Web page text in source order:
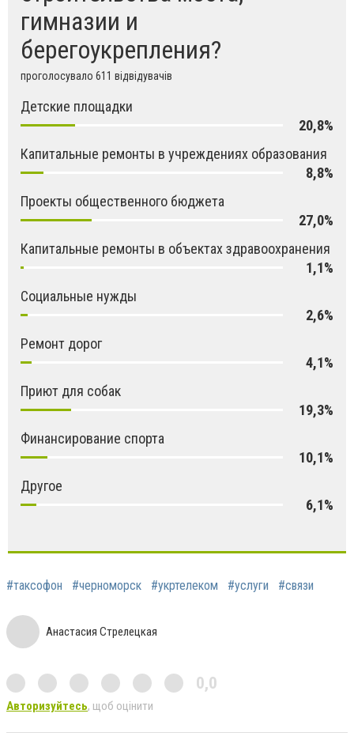
гимназии и
берегоукрепления?
проголосувало 611 відвідувачів
Детские площадки
20,8%
Капитальные ремонты в учреждениях образования
8,8%
Проекты общественного бюджета
27,0%
Капитальные ремонты в объектах здравоохранения
1,1%
Социальные нужды
2,6%
Ремонт дорог
4,1%
Приют для собак
19,3%
Финансирование спорта
10,1%
Другое
6,1%
#таксофон #черноморск #укртелеком #услуги #связи
Анастасия Стрелецкая
0,0
Авторизуйтесь, щоб оцінити